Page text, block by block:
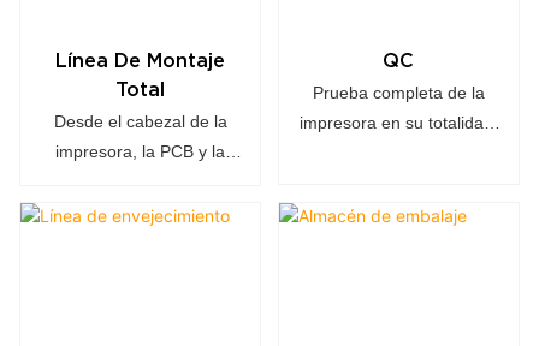
Línea De Montaje
Total
Desde el cabezal de la
impresora, la PCB y la
finalizamos todo el
QC
Prueba completa de la
impresora en su totalidad,
enlaces de conectores.